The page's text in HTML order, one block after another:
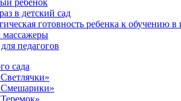
ребенок
в детский сад
готовность ребенка к обучению в
педагогов
сада